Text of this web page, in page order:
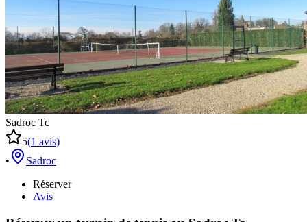
Sadroc Tc
5(1 avis)
•
Sadroc
Réserver
Avis